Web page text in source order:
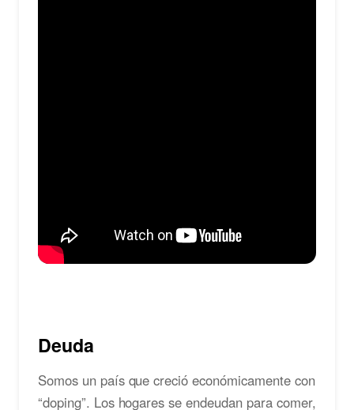
Deuda
Somos un país que creció económicamente con
“doping”. Los hogares se endeudan para comer,